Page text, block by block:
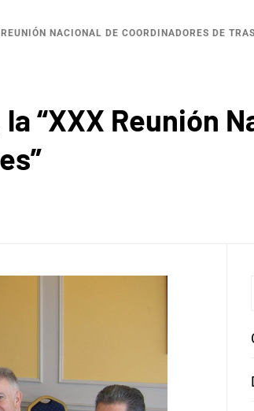
NACIONAL DE COORDINADORES DE
“XXX Reunión